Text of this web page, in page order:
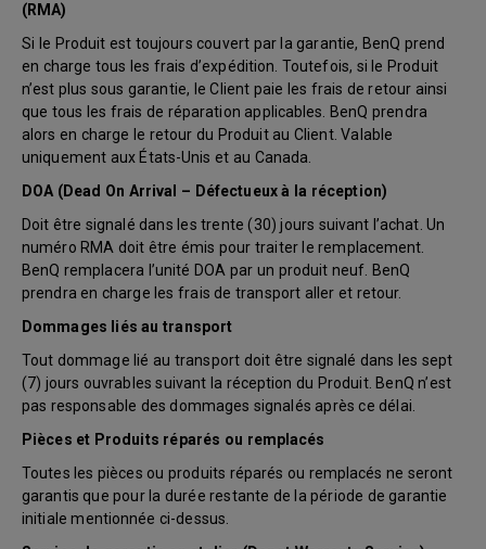
(RMA)
Si le Produit est toujours couvert par la garantie, BenQ prend
en charge tous les frais d’expédition. Toutefois, si le Produit
n’est plus sous garantie, le Client paie les frais de retour ainsi
que tous les frais de réparation applicables. BenQ prendra
alors en charge le retour du Produit au Client. Valable
uniquement aux États-Unis et au Canada.
DOA (Dead On Arrival – Défectueux à la réception)
Doit être signalé dans les trente (30) jours suivant l’achat. Un
numéro RMA doit être émis pour traiter le remplacement.
BenQ remplacera l’unité DOA par un produit neuf. BenQ
prendra en charge les frais de transport aller et retour.
Dommages liés au transport
Tout dommage lié au transport doit être signalé dans les sept
(7) jours ouvrables suivant la réception du Produit. BenQ n’est
pas responsable des dommages signalés après ce délai.
Pièces et Produits réparés ou remplacés
Toutes les pièces ou produits réparés ou remplacés ne seront
garantis que pour la durée restante de la période de garantie
initiale mentionnée ci-dessus.